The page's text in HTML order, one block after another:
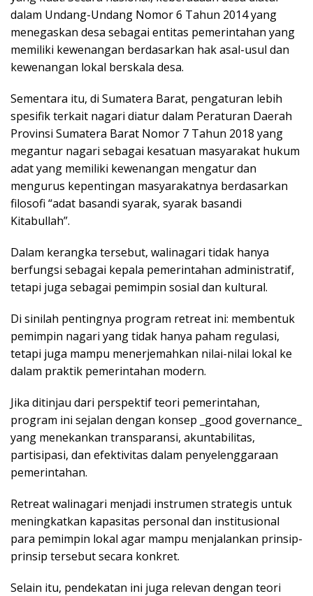
dalam Undang-Undang Nomor 6 Tahun 2014 yang
menegaskan desa sebagai entitas pemerintahan yang
memiliki kewenangan berdasarkan hak asal-usul dan
kewenangan lokal berskala desa.
Sementara itu, di Sumatera Barat, pengaturan lebih
spesifik terkait nagari diatur dalam Peraturan Daerah
Provinsi Sumatera Barat Nomor 7 Tahun 2018 yang
megantur nagari sebagai kesatuan masyarakat hukum
adat yang memiliki kewenangan mengatur dan
mengurus kepentingan masyarakatnya berdasarkan
filosofi “adat basandi syarak, syarak basandi
Kitabullah”.
Dalam kerangka tersebut, walinagari tidak hanya
berfungsi sebagai kepala pemerintahan administratif,
tetapi juga sebagai pemimpin sosial dan kultural.
Di sinilah pentingnya program retreat ini: membentuk
pemimpin nagari yang tidak hanya paham regulasi,
tetapi juga mampu menerjemahkan nilai-nilai lokal ke
dalam praktik pemerintahan modern.
Jika ditinjau dari perspektif teori pemerintahan,
program ini sejalan dengan konsep _good governance_
yang menekankan transparansi, akuntabilitas,
partisipasi, dan efektivitas dalam penyelenggaraan
pemerintahan.
Retreat walinagari menjadi instrumen strategis untuk
meningkatkan kapasitas personal dan institusional
para pemimpin lokal agar mampu menjalankan prinsip-
prinsip tersebut secara konkret.
Selain itu, pendekatan ini juga relevan dengan teori